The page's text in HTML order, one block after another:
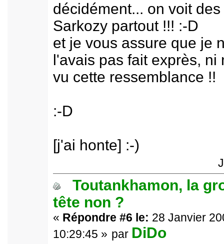
décidément... on voit des
Sarkozy partout !!! :-D
et je vous assure que je
l'avais pas fait exprès, ni
vu cette ressemblance !!
:-D
[j'ai honte] :-)
Toutankhamon, la
tête non ?
« Répondre #6 le: 28 Janvier
10:29:45 » par DiDo